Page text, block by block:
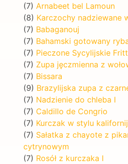
(7) Arnabeet bel Lamoun
(8) Karczochy nadziewane
(7) Babaganouj
(7) Bahamski gotowany
(7) Pieczone Sycylijskie
(7) Zupa jęczmienna z
(7) Bissara
(9) Brazylijska zupa z
(7) Nadzienie do chleba I
(7) Caldillo de Congrio
(7) Kurczak w stylu
(7) Sałatka z chayote z
cytrynowym
(7) Rosół z kurczaka I